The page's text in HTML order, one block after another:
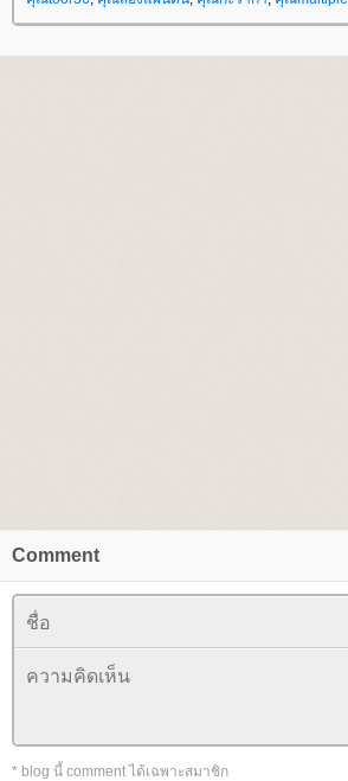
Comment
* blog นี้ comment ได้เฉพาะสมาชิก